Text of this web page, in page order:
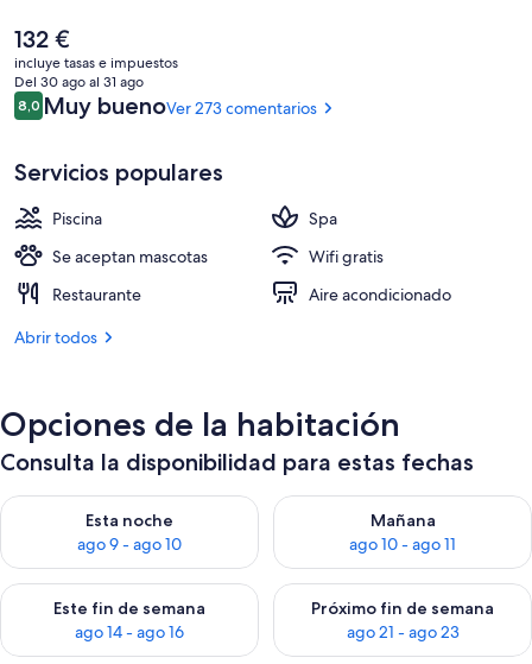
El
precio
actual
es
de
132 €
incluye tasas e impuestos
Del 30 ago al 31 ago
Comentarios
8,08,0 de 10
Muy buenoVer 273 comentarios
Servicios populares
Piscina
Spa
Se aceptan mascotas
Wifi gratis
Restaurante
Aire acondicionado
Abrir todos
Opciones de la habitación
Consulta la disponibilidad para estas fechas
Esta noche
ago 9 - ago 10
Consulta la disponibilidad para esta noche, ago 9 - ago 10
Mañana
ago 10 - ago 11
Consulta la disponibilidad
Este fin de semana
ago 14 - ago 16
Consulta la disponibilidad para este fin de semana, ago 14 -
Próximo fin de semana
ago 21 - ago 23
Consulta la disponibilidad